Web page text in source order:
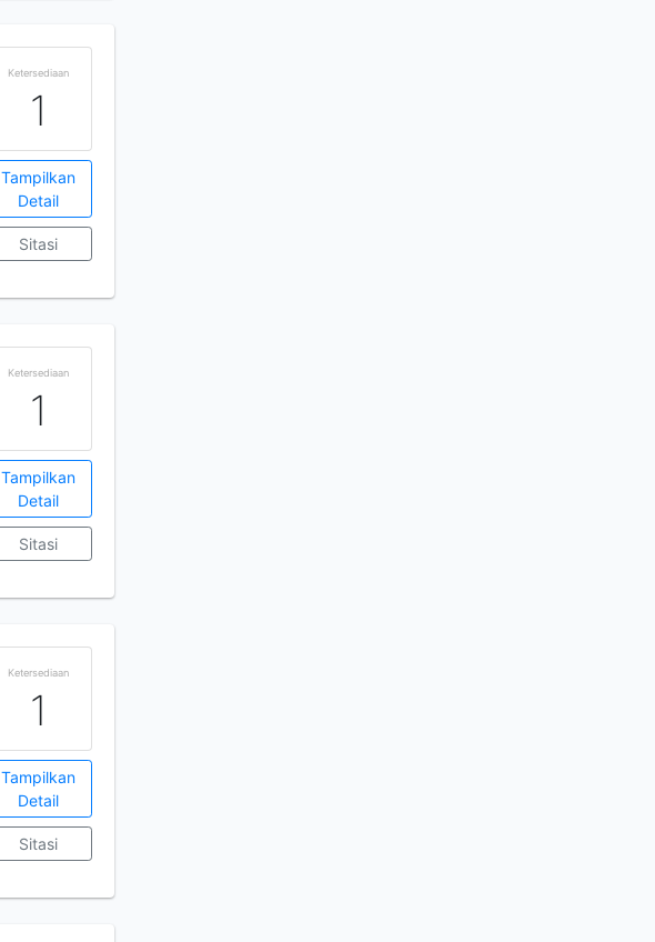
Ketersediaan
1
Tampilkan
Detail
Sitasi
Ketersediaan
1
Tampilkan
Detail
Sitasi
Ketersediaan
1
Tampilkan
Detail
Sitasi